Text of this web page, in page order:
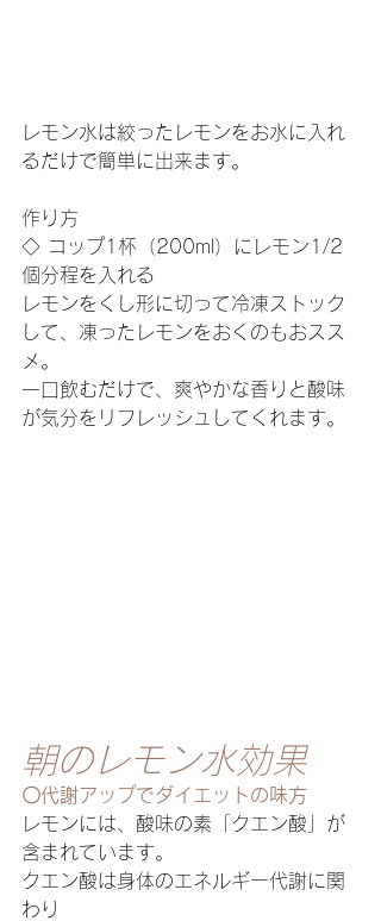
レモン水は絞ったレモンをお水に入れ
るだけで簡単に出来ます。
作り方
◇ コップ1杯（200ml）にレモン1/2
個分程を入れる
レモンをくし形に切って冷凍ストック
して、凍ったレモンをおくのもおスス
メ。
一口飲むだけで、爽やかな香りと酸味
が気分をリフレッシュしてくれます。
朝のレモン水効果
〇代謝アップでダイエットの味方
レモンには、酸味の素「クエン酸」が
含まれています。
クエン酸は身体のエネルギー代謝に関
わり